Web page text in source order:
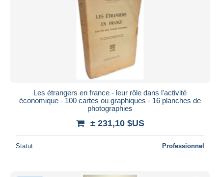
Les étrangers en france - leur rôle dans l'activité
économique - 100 cartes ou graphiques - 16 planches de
photographies
± 231,10 $US
Statut Professionnel